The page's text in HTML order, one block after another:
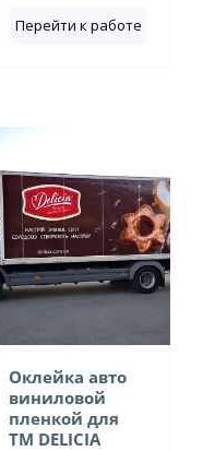
Перейти к работе
Оклейка авто
виниловой
пленкой для
ТМ DELICIA